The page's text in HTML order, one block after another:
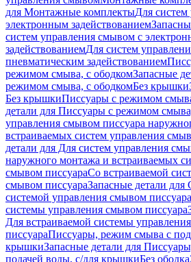
для Монтажные комплектыДля
электронным задействованием
систем управления смывом с
задействованиемДля систем
пневматическим задействованием
режимом смыва, с ободкомЗапасные
режимом смыва, с ободкомБез крышки
Без крышкиПиссуары с режимом
детали для Писсуары с режимом
управления смывом писсуара
встраиваемых систем управления
детали для Для систем управления
наружного монтажа и встраиваемых
смывом писсуараСо встраиваемой
смывом писсуараЗапасные детали для
системой управления смывом писсуара
системы управления смывом писсуара
Для встраиваемой системы
писсуараПиссуары, режим смыва с
крышкиЗапасные детали для
подачей воды, с/для крышкиБез ободка